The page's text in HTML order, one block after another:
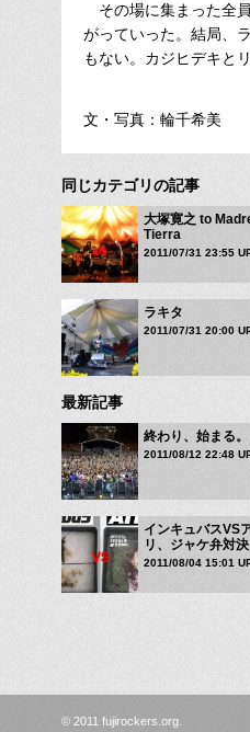
その場に集まった全
がっていった。結局、
もない。カジヒデキと
文・写真：輪千希美
同じカテゴリの記事
大塚寛之 to
Tierra
2011/07/31 23:55
ラキタ
2011/07/31 20:00
最新記事
終わり、始まる。
2011/08/12 22:48
インキュバスVS
リ、ジャケ弁対決
2011/08/04 15:01
© 2011 fujirockers.org.